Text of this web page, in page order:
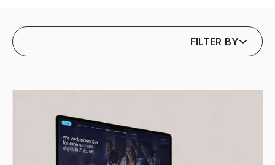
FILTER BY